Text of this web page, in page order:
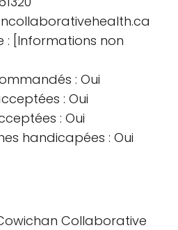
: [Informations non
: Oui
: Oui
: Oui
handicapées : Oui
Collaborative